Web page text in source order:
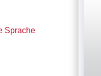
Sprache